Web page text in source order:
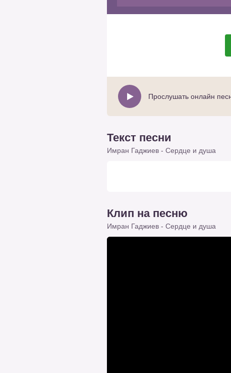
Прослушать онлайн
Текст песни
Имран Гаджиев - Сердце и душа
Клип на песню
Имран Гаджиев - Сердце и душа